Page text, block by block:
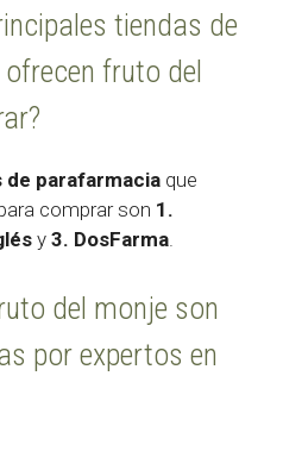
tiendas de
fruto del
de parafarmacia que
comprar son 1.
y 3. DosFarma.
del monje son
por expertos en